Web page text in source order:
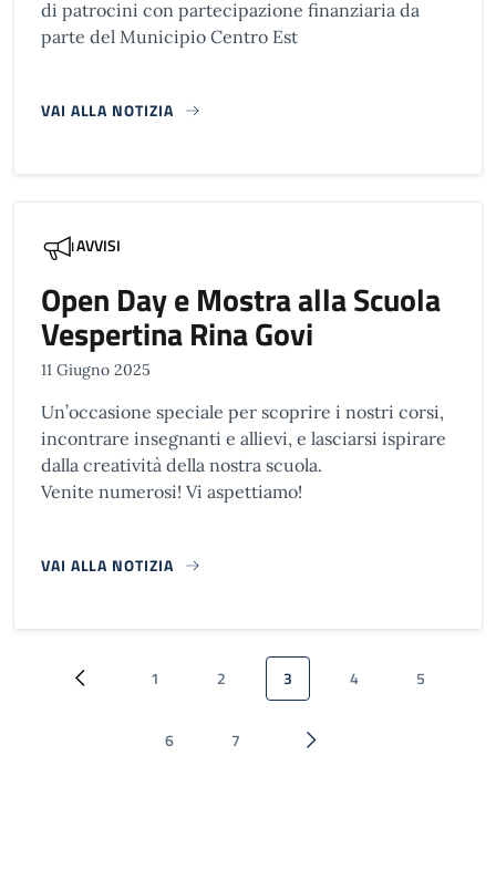
di patrocini con partecipazione finanziaria da
parte del Municipio Centro Est
VAI ALLA NOTIZIA
AVVISI
Open Day e Mostra alla Scuola
Vespertina Rina Govi
11 Giugno 2025
Un’occasione speciale per scoprire i nostri corsi,
incontrare insegnanti e allievi, e lasciarsi ispirare
dalla creatività della nostra scuola.
Venite numerosi! Vi aspettiamo!
VAI ALLA NOTIZIA
Paginazione
Pagina precedente
Pagina
1 Pagina
2 Pagina attuale
3 Pagina
4 Pagina
5
Pagina
6 Pagina
7 Pagina successiva